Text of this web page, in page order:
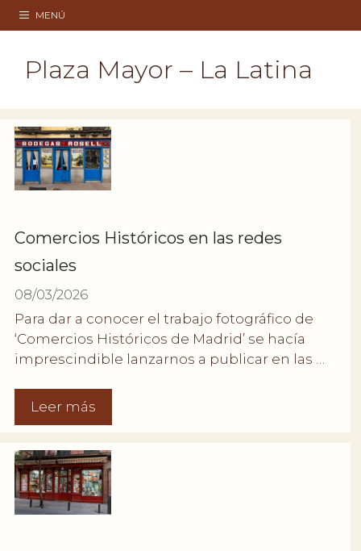
Saltar
al
MENÚ
Plaza Mayor – La Latina
Comercios Históricos en las redes
sociales
08/03/2026
Para dar a conocer el trabajo fotográfico de
‘Comercios Históricos de Madrid’ se hacía
imprescindible lanzarnos a publicar en las …
Leer más